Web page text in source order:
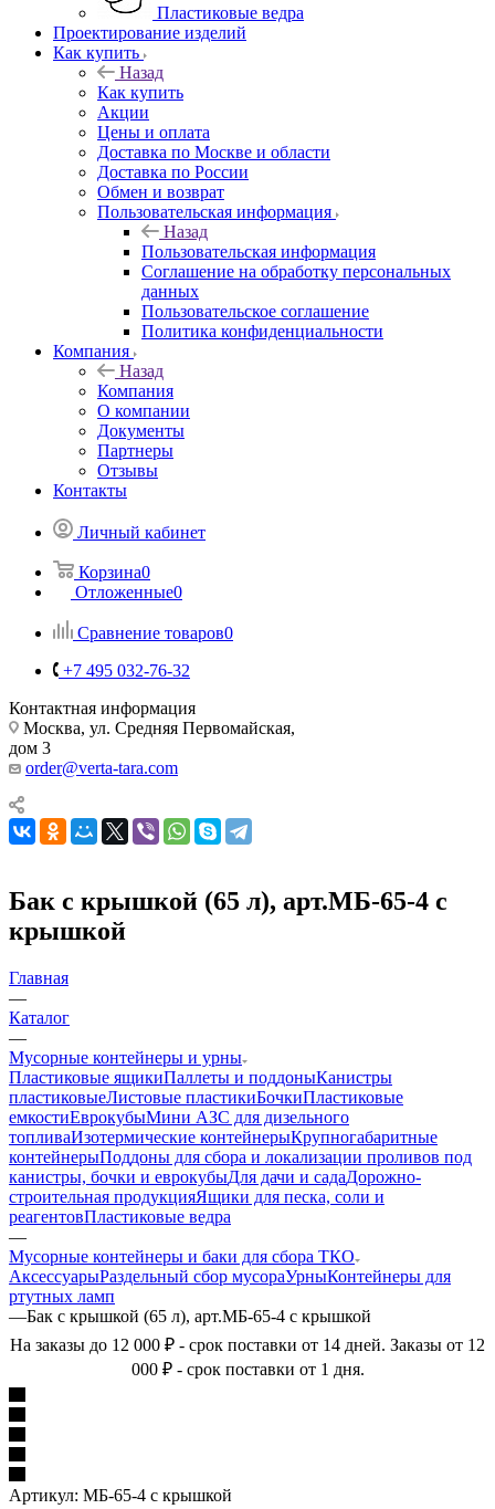
Пластиковые ведра
Проектирование изделий
Как купить
Назад
Как купить
Акции
Цены и оплата
Доставка по Москве и области
Доставка по России
Обмен и возврат
Пользовательская информация
Назад
Пользовательская информация
Соглашение на обработку персональных
данных
Пользовательское соглашение
Политика конфиденциальности
Компания
Назад
Компания
О компании
Документы
Партнеры
Отзывы
Контакты
Личный кабинет
Корзина0
Отложенные0
Сравнение товаров0
+7 495 032-76-32
Контактная информация
Москва, ул. Средняя Первомайская,
дом 3
order@verta-tara.com
Бак с крышкой (65 л), арт.МБ-65-4 с
крышкой
Главная
—
Каталог
—
Мусорные контейнеры и урны
Пластиковые ящикиПаллеты и поддоныКанистры
пластиковыеЛистовые пластикиБочкиПластиковые
емкостиЕврокубыМини АЗС для дизельного
топливаИзотермические контейнерыКрупногабаритные
контейнерыПоддоны для сбора и локализации проливов под
канистры, бочки и еврокубыДля дачи и садаДорожно-
строительная продукцияЯщики для песка, соли и
реагентовПластиковые ведра
—
Мусорные контейнеры и баки для сбора ТКО
АксессуарыРаздельный сбор мусораУрныКонтейнеры для
ртутных ламп
—Бак с крышкой (65 л), арт.МБ-65-4 с крышкой
На заказы до 12 000 ₽ - срок поставки от 14 дней. Заказы от 12
000 ₽ - срок поставки от 1 дня.
Артикул: МБ-65-4 с крышкой